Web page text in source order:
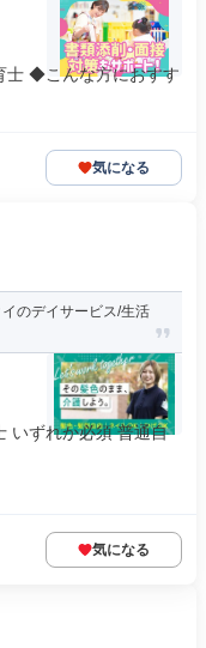
士 ◆こんな方におすす
気になる
のデイサービス/生活
いずれか必須 普通自
気になる